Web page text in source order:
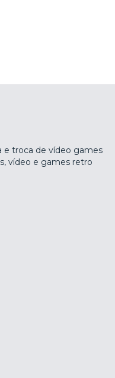
e troca de vídeo games
vídeo e games retro